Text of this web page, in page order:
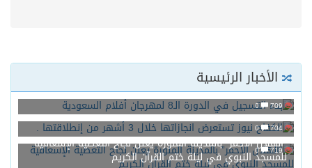
الأخبار الرئيسية
709
0
بدء التسجيل في الدورة الـ8 لمهرجان أفلام السعودية
704
0
الكفاح نيوز تستعرض انجازاتها خلال 3 أشهر من إنطلاقتها .
719
0
“الهلال الأحمر” بالمدينة المنورة يعلن نجاح التغطية الإسعافية
للمسجد النبوي في ليلة ختم القرآن الكريم